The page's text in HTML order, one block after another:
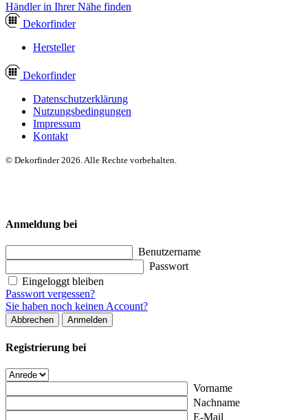
Händler in Ihrer Nähe finden
Dekorfinder
Hersteller
Dekorfinder
Datenschutzerklärung
Nutzungsbedingungen
Impressum
Kontakt
© Dekorfinder 2026. Alle Rechte vorbehalten.
Anmeldung bei
Benutzername
Passwort
Eingeloggt bleiben
Passwort vergessen?
Sie haben noch keinen Account?
Abbrechen Anmelden
Registrierung bei
Vorname
Nachname
E-Mail